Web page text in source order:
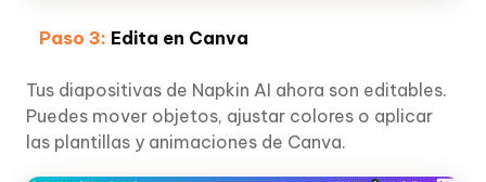
Paso 3: Edita en Canva
Tus diapositivas de Napkin AI ahora son editables.
Puedes mover objetos, ajustar colores o aplicar
las plantillas y animaciones de Canva.